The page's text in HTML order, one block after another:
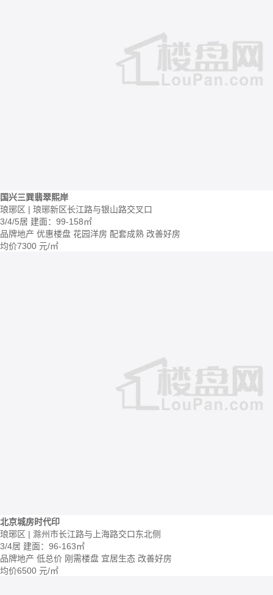
国兴三巽翡翠熙岸
琅琊区 | 琅琊新区长江路与银山路交叉口
3/4/5居 建面：99-158㎡
品牌地产 优惠楼盘 花园洋房 配套成熟 改善好房
均价7300 元/㎡
北京城房时代印
琅琊区 | 滁州市长江路与上海路交口东北侧
3/4居 建面：96-163㎡
品牌地产 低总价 刚需楼盘 宜居生态 改善好房
均价6500 元/㎡